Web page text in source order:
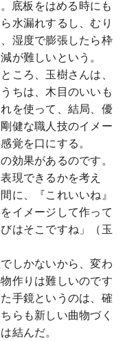
底板をはめる時にも
水漏れするし、むり
湿度で膨張したら枠
が難しいという。
ころ、玉樹さんは、
ちは、木目のいいも
を使って、結局、優
健な職人技のイメー
覚を口にする。
効果があるのです。
現できるかを考え
に、『これいいね』
イメージして作って
はそこですね」（玉
しかないから、変わ
作りは難しいのです
手鏡というのは、確
らも新しい曲物づく
結んだ。